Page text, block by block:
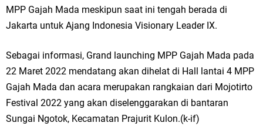
Kembangkan Warung Bu Wiwik
Nila Yani Apresiasi Launching Komunitas Gowes dan Pasar Ahad
Jajanan Jadul di Ecopark Randuagung
MPP Gajah Mada meskipun saat ini tengah berada di
Jakarta untuk Ajang Indonesia Visionary Leader IX.
Sebagai informasi, Grand launching MPP Gajah Mada pada
22 Maret 2022 mendatang akan dihelat di Hall lantai 4 MPP
Gajah Mada dan acara merupakan rangkaian dari Mojotirto
Festival 2022 yang akan diselenggarakan di bantaran
Sungai Ngotok, Kecamatan Prajurit Kulon.(k-if)